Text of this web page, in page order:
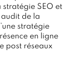
SEO et
de la
stratégie
en ligne
post réseaux